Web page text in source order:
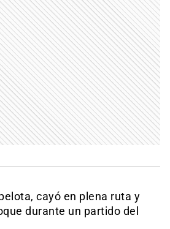
cayó en plena ruta y
durante un partido del